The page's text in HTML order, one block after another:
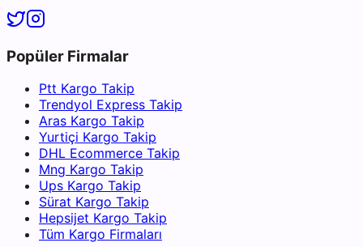
Popüler Firmalar
Ptt Kargo Takip
Trendyol Express Takip
Aras Kargo Takip
Yurtiçi Kargo Takip
DHL Ecommerce Takip
Mng Kargo Takip
Ups Kargo Takip
Sürat Kargo Takip
Hepsijet Kargo Takip
Tüm Kargo Firmaları